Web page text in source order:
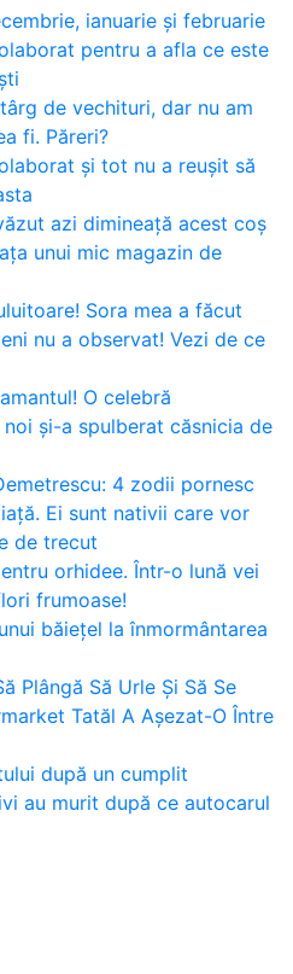
ianuarie și februarie
pentru a afla ce este
de vechituri, dar nu am
fi. Păreri?
și tot nu a reușit să
azi dimineață acest coș
unui mic magazin de
Sora mea a făcut
nu a observat! Vezi de ce
O celebră
și-a spulberat căsnicia de
4 zodii pornesc
Ei sunt nativii care vor
de trecut
orhidee. Într-o lună vei
frumoase!
băiețel la înmormântarea
Plângă Să Urle Și Să Se
Tatăl A Așezat-O Între
după un cumplit
au murit după ce autocarul